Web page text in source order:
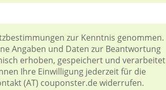
zur Kenntnis genommen.
Angaben und Daten zur Beantwortung
erhoben, gespeichert und verarbeitet
Ihre Einwilligung jederzeit für die
(AT) couponster.de widerrufen.